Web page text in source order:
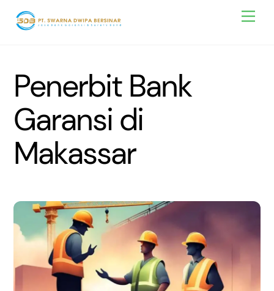
content
Penerbit Bank
Garansi di
Makassar